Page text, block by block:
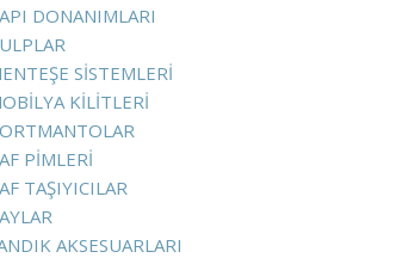
DONANIMLARI
SISTEMLERI
KILITLERI
PIMLERI
TAŞIYICILAR
AKSESUARLARI